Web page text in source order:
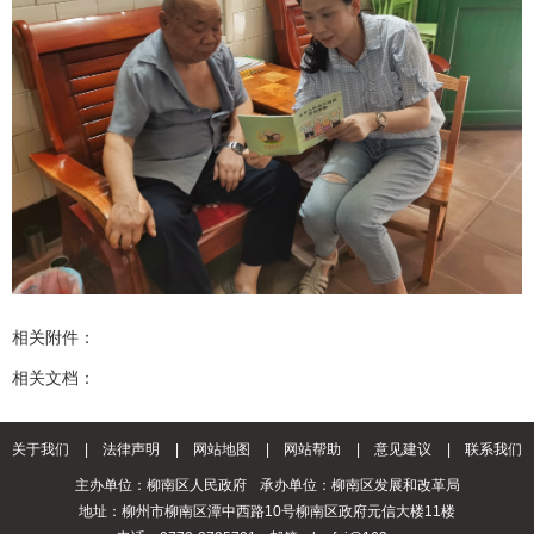
相关附件：
相关文档：
关于我们 法律声明 网站地图 网站帮助 意见建议 联系我们
主办单位：柳南区人民政府
承办单位：柳南区发展和改革局
地址：柳州市柳南区潭中西路10号柳南区政府元信大楼11楼